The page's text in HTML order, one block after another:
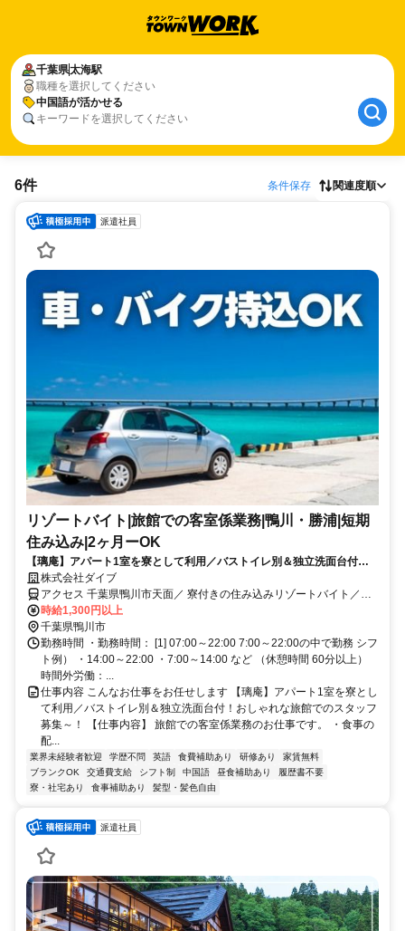
千葉県太海駅
職種を選択してください
中国語が活かせる
キーワードを選択してください
6件 条件保存 関連度順
派遣社員
リゾートバイト|旅館での客室係業務|鴨川・勝浦|短期
住み込み|2ヶ月ーOK
【璃庵】アパート1室を寮として利用／バストイレ別＆独立洗面台付！
おしゃれな旅館でのスタッフ募集～！
株式会社ダイブ
アクセス 千葉県鴨川市天面／ 寮付きの住み込みリゾートバイト／生
活費が抑えられるのでお金が貯まる／休日は観光し放題／急募／面接
なし
時給1,300円以上
千葉県鴨川市
勤務時間 ・勤務時間： [1] 07:00～22:00 7:00～22:00の中で勤務 シフ
ト例） ・14:00～22:00 ・7:00～14:00 など （休憩時間 60分以上）
時間外労働：...
仕事内容 こんなお仕事をお任せします 【璃庵】アパート1室を寮とし
て利用／バストイレ別＆独立洗面台付！おしゃれな旅館でのスタッフ
募集～！ 【仕事内容】 旅館での客室係業務のお仕事です。 ・食事の
配...
業界未経験者歓迎 学歴不問 英語 食費補助あり 研修あり
家賃無料
ブランクOK
交通費支給 シフト制 中国語 昼食補助あり
履歴書不要
寮・社宅あり
食事補助あり 髪型・髪色自由
派遣社員